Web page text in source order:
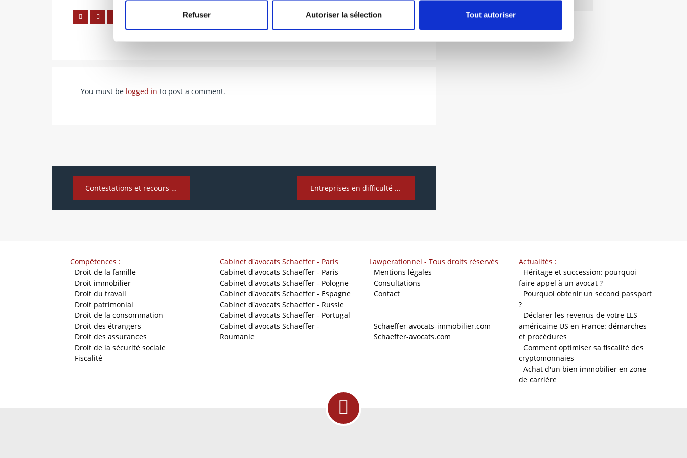
Refuser Autoriser la sélection Tout autoriser
You must be logged in to post a comment.
Contestations et recours en matière d’Arts divinatoires Entreprises en difficulté – Procédures collectives
Compétences :
Droit de la famille
Droit immobilier
Droit du travail
Droit patrimonial
Droit de la consommation
Droit des étrangers
Droit des assurances
Droit de la sécurité sociale
Fiscalité
Cabinet d'avocats Schaeffer - Paris
Cabinet d'avocats Schaeffer - Paris
Cabinet d'avocats Schaeffer - Pologne
Cabinet d'avocats Schaeffer - Espagne
Cabinet d'avocats Schaeffer - Russie
Cabinet d'avocats Schaeffer - Portugal
Cabinet d'avocats Schaeffer -
Roumanie
Lawperationnel - Tous droits réservés
Mentions légales
Consultations
Contact
Schaeffer-avocats-immobilier.com
Schaeffer-avocats.com
Actualités :
Héritage et succession: pourquoi
faire appel à un avocat ?
Pourquoi obtenir un second passport
?
Déclarer les revenus de votre LLS
américaine US en France: démarches
et procédures
Comment optimiser sa fiscalité des
cryptomonnaies
Achat d'un bien immobilier en zone
de carrière